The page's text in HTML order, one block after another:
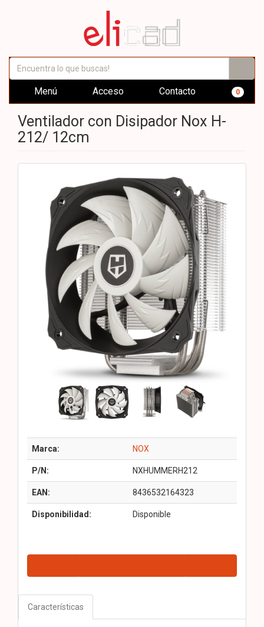
Menú Acceso Contacto 0
Ventilador con Disipador Nox H-
212/ 12cm
Marca: NOX
P/N: NXHUMMERH212
EAN: 8436532164323
Disponibilidad: Disponible
Características